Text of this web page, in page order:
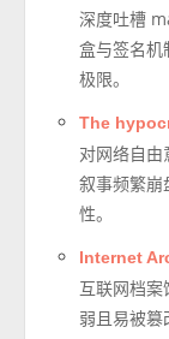
深度吐槽
盒与签名机
极限。
The
对网络自
叙事频繁崩
性。
Internet
互联网档
弱且易被